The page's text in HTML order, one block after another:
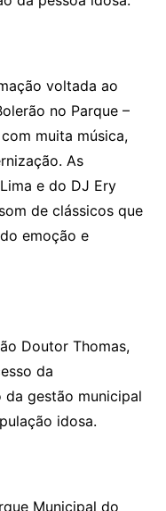
voltada ao
no Parque –
muita música,
As
e do DJ Ery
de clássicos que
emoção e
Doutor Thomas,
da
gestão municipal
idosa.
Municipal do